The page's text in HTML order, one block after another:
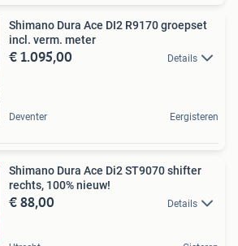
Shimano Dura Ace DI2 R9170 groepset
incl. verm. meter
€ 1.095,00 Details
Deventer Eergisteren
Shimano Dura Ace Di2 ST9070 shifter
rechts, 100% nieuw!
€ 88,00 Details